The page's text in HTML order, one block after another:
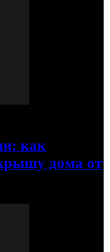
как
дома от